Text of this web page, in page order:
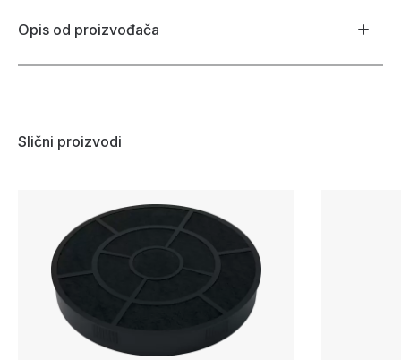
Opis od proizvođača
Slični proizvodi